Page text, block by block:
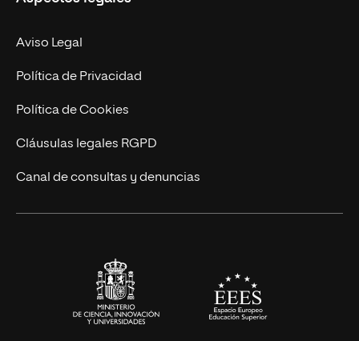
Experto Universitario
Postgrados
Cursos Universitarios
Facultades
Nuestro Equipo
Trabaja en UNIR
Actualidad
UNIR Revista
Eventos
Aviso Legal
Política de Privacidad
Política de Cookies
Cláusulas legales RGPD
Canal de consultas y denuncias